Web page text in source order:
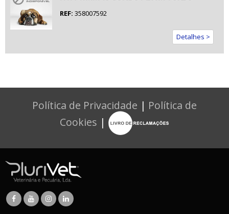
REF: 358007592
Detalhes >
Política de Privacidade | Política de
Cookies |